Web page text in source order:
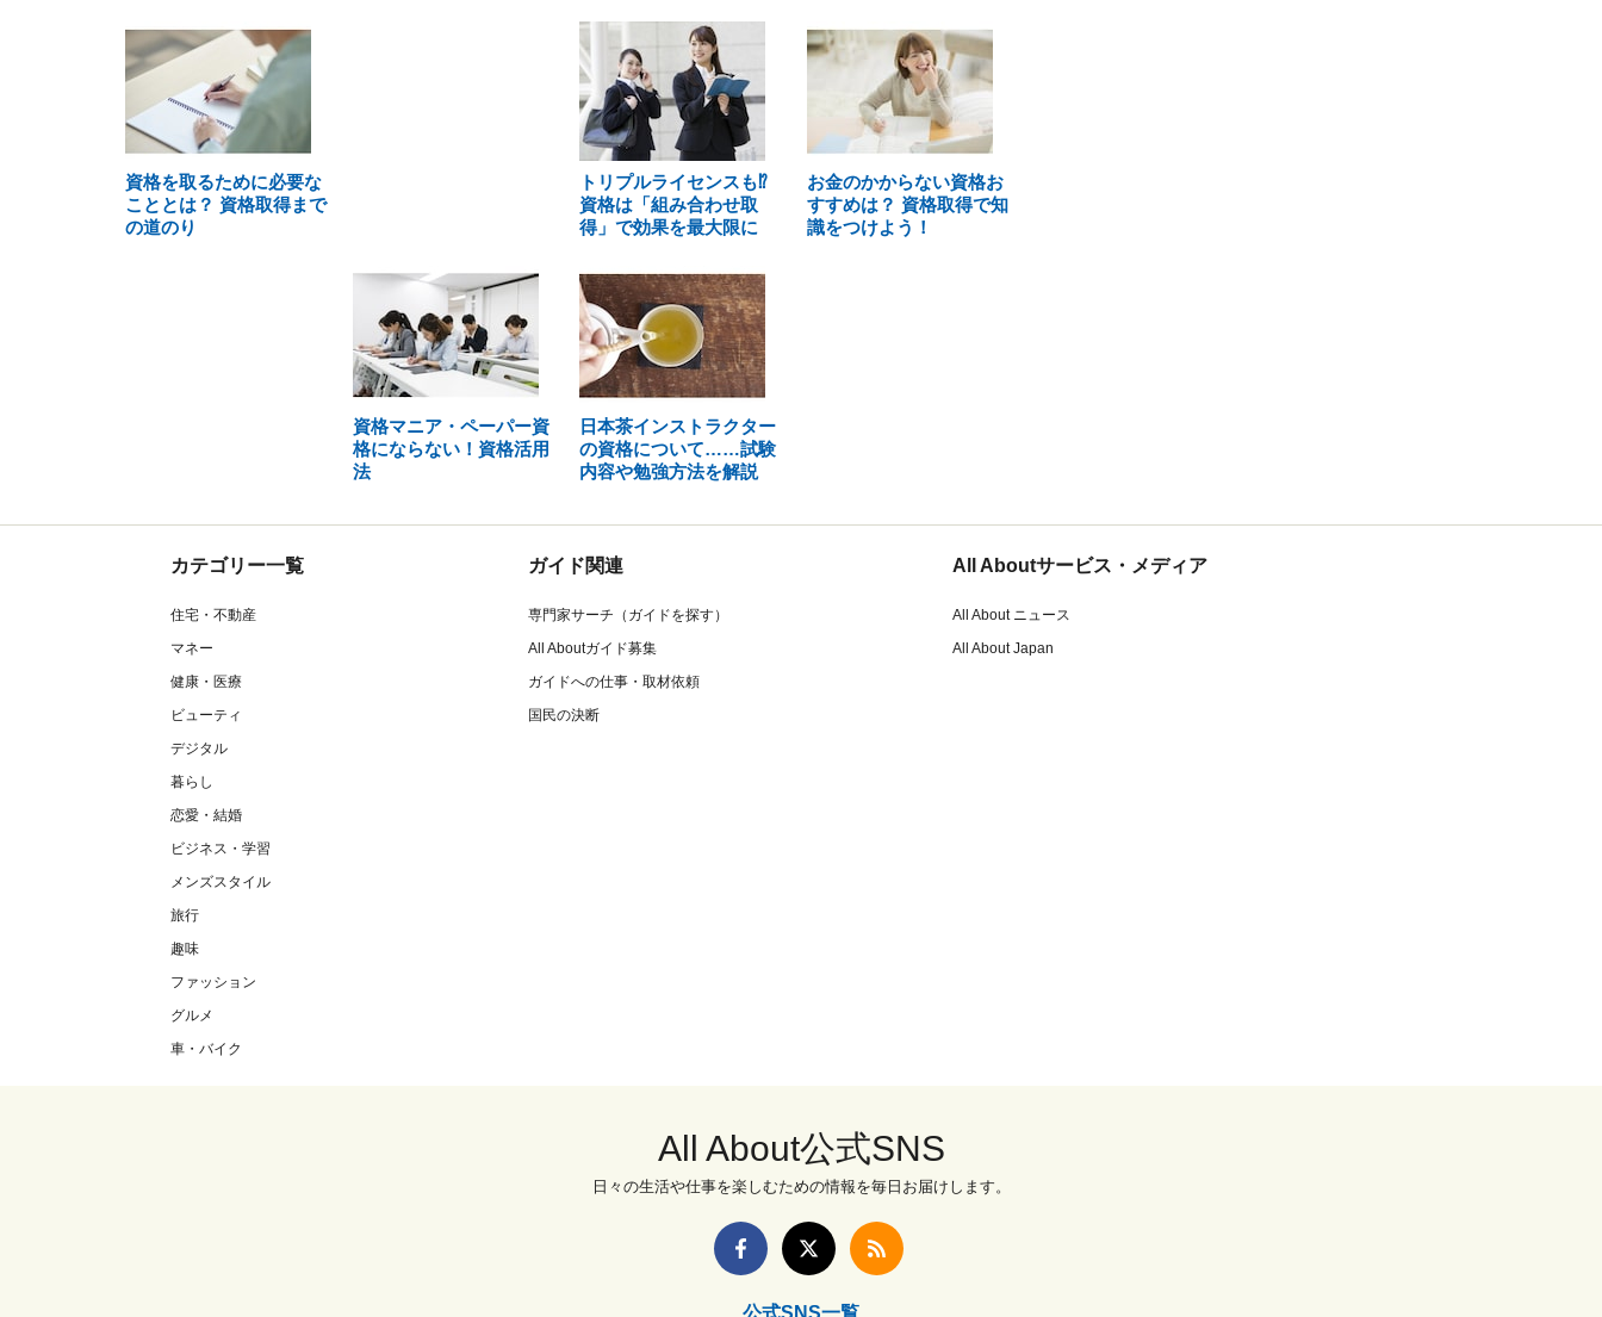
資格を取るために必要な
こととは？ 資格取得まで
の道のり
トリプルライセンスも⁉
資格は「組み合わせ取
得」で効果を最大限に
お金のかからない資格お
すすめは？ 資格取得で知
識をつけよう！
資格マニア・ペーパー資
格にならない！資格活用
法
日本茶インストラクター
の資格について……試験
内容や勉強方法を解説
カテゴリー一覧
住宅・不動産
マネー
健康・医療
ビューティ
デジタル
暮らし
恋愛・結婚
ビジネス・学習
メンズスタイル
旅行
趣味
ファッション
グルメ
車・バイク
ガイド関連
専門家サーチ（ガイドを探す）
All Aboutガイド募集
ガイドへの仕事・取材依頼
国民の決断
All Aboutサービス・メディア
All About ニュース
All About Japan
All About公式SNS
日々の生活や仕事を楽しむための情報を毎日お届けします。
公式SNS一覧